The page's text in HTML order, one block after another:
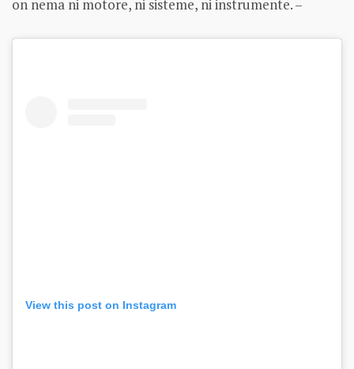
on nema ni motore, ni sisteme, ni instrumente. –
View this post on Instagram